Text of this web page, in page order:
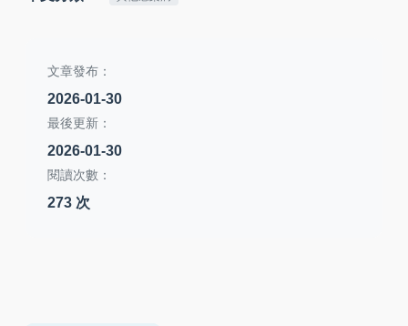
文章發布：
2026-01-30
最後更新：
2026-01-30
閱讀次數：
273 次